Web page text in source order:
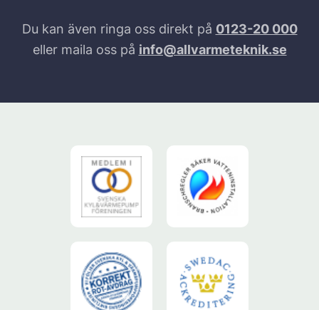
Du kan även ringa oss direkt på 0123-20 000
eller maila oss på info@allvarmeteknik.se